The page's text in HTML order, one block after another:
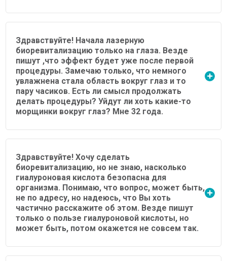
Здравствуйте! Начала лазерную
биоревитализацию только на глаза. Везде
пишут ,что эффект будет уже после первой
процедуры. Замечаю только, что немного
увлажнена стала область вокруг глаз и то
пару часиков. Есть ли смысл продолжать
делать процедуры? Уйдут ли хоть какие-то
морщинки вокруг глаз? Мне 32 года.
Здравствуйте! Хочу сделать
биоревитализацию, но не знаю, насколько
гиалуроновая кислота безопасна для
организма. Понимаю, что вопрос, может быть,
не по адресу, но надеюсь, что Вы хоть
частично расскажите об этом. Везде пишут
только о пользе гиалуроновой кислоты, но
может быть, потом окажется не совсем так.